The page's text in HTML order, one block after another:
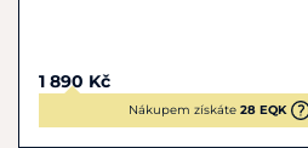
1 890 Kč
Nákupem získáte28 EQK